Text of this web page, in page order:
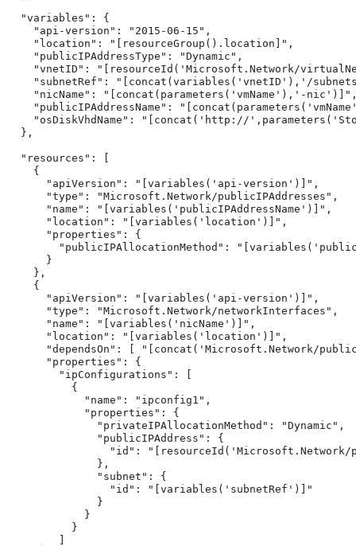
  "variables": {
    "api-version": "2015-06-15",
    "location": "[resourceGroup().location]",
    "publicIPAddressType": "Dynamic",
"vnetID": "[resourceId('Microsoft.Network/
"subnetRef": "[concat(variables('vnetID'),'/
"nicName": "[concat(parameters('vmName'),'-
"publicIPAddressName":
"osDiskVhdName": "[concat('http://
  },
  "resources": [
    {
      "apiVersion": "[variables('api-version')]",
      "type": "Microsoft.Network/publicIPAddresses",
      "name": "[variables('publicIPAddressName')]",
      "location": "[variables('location')]",
      "properties": {
"publicIPAllocationMethod":
      }
    },
    {
      "apiVersion": "[variables('api-version')]",
      "type": "Microsoft.Network/networkInterfaces",
      "name": "[variables('nicName')]",
      "location": "[variables('location')]",
"dependsOn": [ "[concat('Microsoft.Network/
      "properties": {
        "ipConfigurations": [
          {
            "name": "ipconfig1",
            "properties": {
              "privateIPAllocationMethod": "Dynamic",
              "publicIPAddress": {
"id":
              },
              "subnet": {
                "id": "[variables('subnetRef')]"
              }
            }
          }